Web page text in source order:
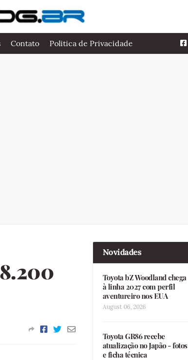
Contato Politica de Privacidade
Novidades
Toyota bZ Woodland chega
à linha 2027 com perfil
aventureiro nos EUA
August 06, 2026
Toyota GR86 recebe
atualização no Japão - fotos
e ficha técnica